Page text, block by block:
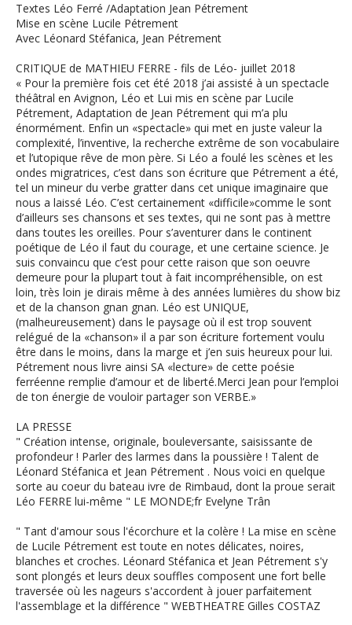
Textes Léo Ferré /Adaptation Jean Pétrement
Mise en scène Lucile Pétrement
Avec Léonard Stéfanica, Jean Pétrement
CRITIQUE de MATHIEU FERRE - fils de Léo- juillet 2018
« Pour la première fois cet été 2018 j’ai assisté à un spectacle
théâtral en Avignon, Léo et Lui mis en scène par Lucile
Pétrement, Adaptation de Jean Pétrement qui m’a plu
énormément. Enfin un «spectacle» qui met en juste valeur la
complexité, l’inventive, la recherche extrême de son vocabulaire
et l’utopique rêve de mon père. Si Léo a foulé les scènes et les
ondes migratrices, c’est dans son écriture que Pétrement a été,
tel un mineur du verbe gratter dans cet unique imaginaire que
nous a laissé Léo. C’est certainement «difficile»comme le sont
d’ailleurs ses chansons et ses textes, qui ne sont pas à mettre
dans toutes les oreilles. Pour s’aventurer dans le continent
poétique de Léo il faut du courage, et une certaine science. Je
suis convaincu que c’est pour cette raison que son oeuvre
demeure pour la plupart tout à fait incompréhensible, on est
loin, très loin je dirais même à des années lumières du show biz
et de la chanson gnan gnan. Léo est UNIQUE,
(malheureusement) dans le paysage où il est trop souvent
relégué de la «chanson» il a par son écriture fortement voulu
être dans le moins, dans la marge et j’en suis heureux pour lui.
Pétrement nous livre ainsi SA «lecture» de cette poésie
ferréenne remplie d’amour et de liberté.Merci Jean pour l’emploi
de ton énergie de vouloir partager son VERBE.»
LA PRESSE
" Création intense, originale, bouleversante, saisissante de
profondeur ! Parler des larmes dans la poussière ! Talent de
Léonard Stéfanica et Jean Pétrement . Nous voici en quelque
sorte au coeur du bateau ivre de Rimbaud, dont la proue serait
Léo FERRE lui-même " LE MONDE;fr Evelyne Trân
" Tant d'amour sous l'écorchure et la colère ! La mise en scène
de Lucile Pétrement est toute en notes délicates, noires,
blanches et croches. Léonard Stéfanica et Jean Pétrement s'y
sont plongés et leurs deux souffles composent une fort belle
traversée où les nageurs s'accordent à jouer parfaitement
l'assemblage et la différence " WEBTHEATRE Gilles COSTAZ